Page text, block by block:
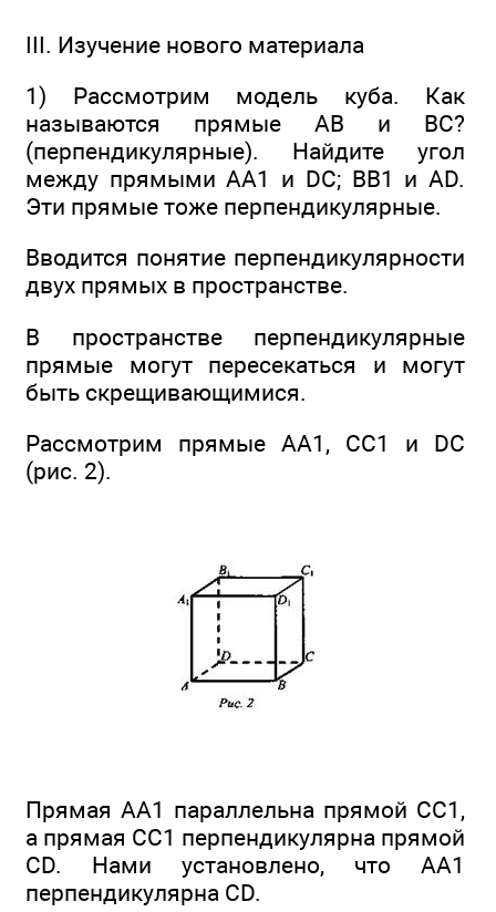
III. Изучение нового материала
1) Рассмотрим модель куба. Как
называются прямые АВ и ВС?
(перпендикулярные). Найдите угол
между прямыми АА1 и DC; ВВ1 и AD.
Эти прямые тоже перпендикулярные.
Вводится понятие перпендикулярности
двух прямых в пространстве.
В пространстве перпендикулярные
прямые могут пересекаться и могут
быть скрещивающимися.
Рассмотрим прямые АА1, СС1 и DC
(рис. 2).
Прямая AA1 параллельна прямой СС1,
а прямая СС1 перпендикулярна прямой
CD. Нами установлено, что АА1
перпендикулярна CD.